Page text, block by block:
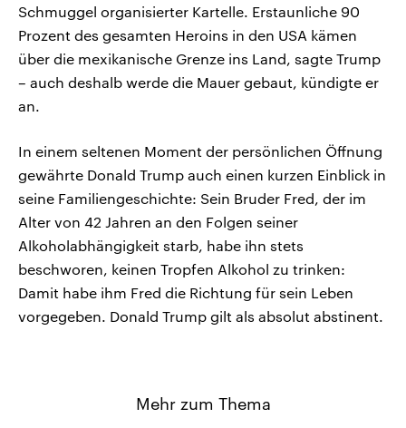
Schmuggel organisierter Kartelle. Erstaunliche 90
Prozent des gesamten Heroins in den USA kämen
über die mexikanische Grenze ins Land, sagte Trump
– auch deshalb werde die Mauer gebaut, kündigte er
an.
In einem seltenen Moment der persönlichen Öffnung
gewährte Donald Trump auch einen kurzen Einblick in
seine Familiengeschichte: Sein Bruder Fred, der im
Alter von 42 Jahren an den Folgen seiner
Alkoholabhängigkeit starb, habe ihn stets
beschworen, keinen Tropfen Alkohol zu trinken:
Damit habe ihm Fred die Richtung für sein Leben
vorgegeben. Donald Trump gilt als absolut abstinent.
Mehr zum Thema